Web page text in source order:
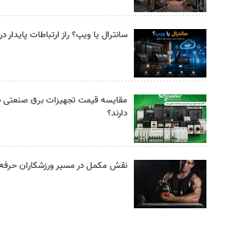
سانترال یا ویپ؟ راز ارتباطات
مقایسه قیمت تجهیزات برق صنعتی
دارند؟
نقش مکمل در مسیر ورزشکاران حرفه